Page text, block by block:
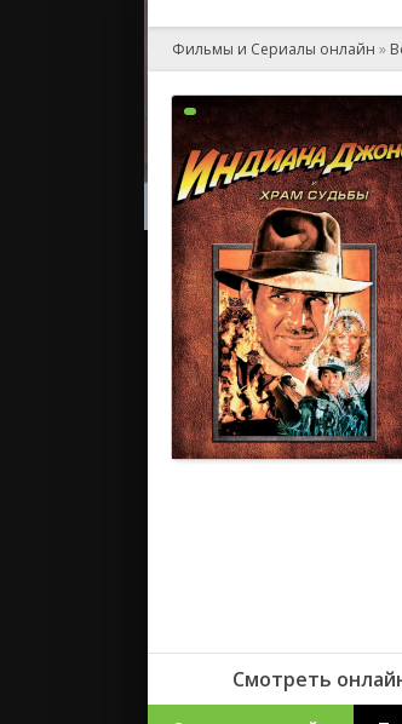
Фильмы и Сериалы онлайн »
Смотреть